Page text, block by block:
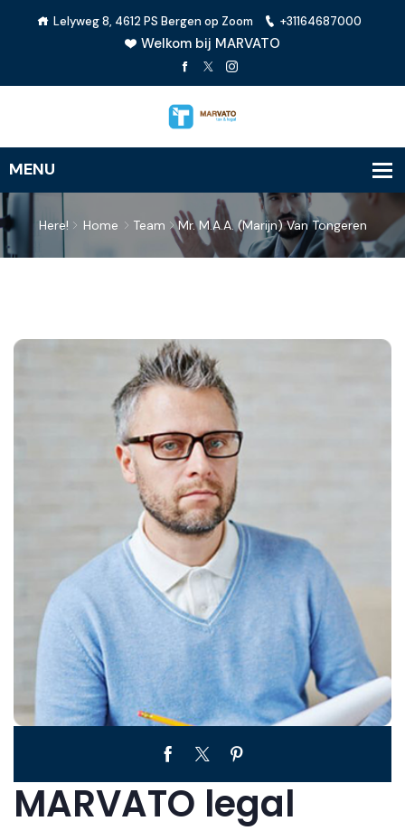
Lelyweg 8, 4612 PS Bergen op Zoom +31164687000
Welkom bij MARVATO
Here! Home Team Mr. M.A.A. (Marijn) Van Tongeren
MARVATO legal